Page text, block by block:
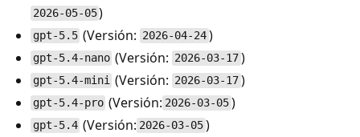
2026-05-05)
gpt-5.5 (Versión: 2026-04-24)
gpt-5.4-nano (Versión: 2026-03-17)
gpt-5.4-mini (Versión: 2026-03-17)
gpt-5.4-pro (Versión: 2026-03-05)
gpt-5.4 (Versión: 2026-03-05)